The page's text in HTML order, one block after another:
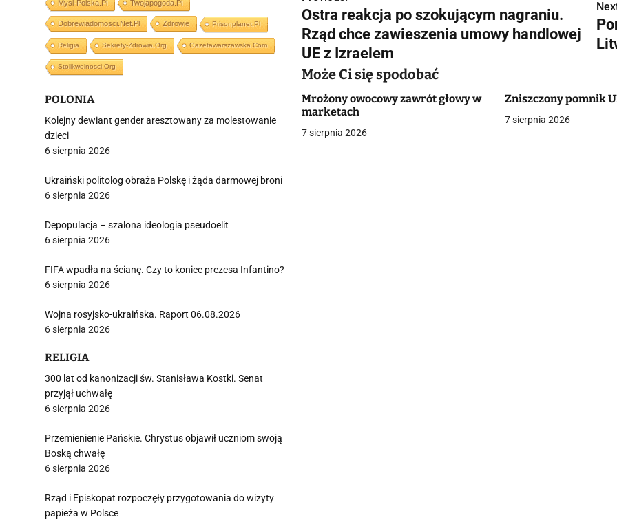
a
w
i
g
a
Ostra reakcja po szokującym nagraniu.
Rząd chce zawieszenia umowy handlowej
UE z Izraelem
Może Ci się spodobać
Mrożony owocowy zawrót głowy w
marketach
7 sierpnia 2026
Zniszczony pomnik
7 sierpnia 2026
Mysl-Polska.pl Twojapogoda.pl
Dobrewiadomosci.net.pl Zdrowie Prisonplanet.pl
Religia Sekrety-Zdrowia.org Gazetawarszawska.com
Stolikwolnosci.org
POLONIA
Kolejny dewiant gender aresztowany za molestowanie
dzieci
6 sierpnia 2026
Ukraiński politolog obraża Polskę i żąda darmowej broni
6 sierpnia 2026
Depopulacja – szalona ideologia pseudoelit
6 sierpnia 2026
FIFA wpadła na ścianę. Czy to koniec prezesa Infantino?
6 sierpnia 2026
Wojna rosyjsko-ukraińska. Raport 06.08.2026
6 sierpnia 2026
RELIGIA
300 lat od kanonizacji św. Stanisława Kostki. Senat
przyjął uchwałę
6 sierpnia 2026
Przemienienie Pańskie. Chrystus objawił uczniom swoją
Boską chwałę
6 sierpnia 2026
Rząd i Episkopat rozpoczęły przygotowania do wizyty
papieża w Polsce